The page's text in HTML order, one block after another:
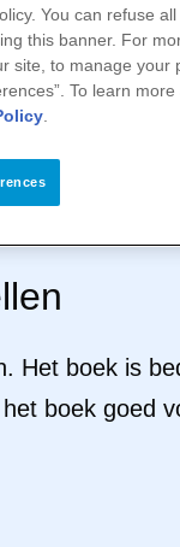
huis’. Je
eczeem en
om te
Het boek is
boek goed
You can refuse
this banner. For
site, to manage your
To learn